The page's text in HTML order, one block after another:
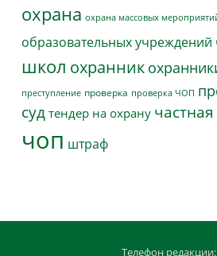
охрана охрана массовых
образовательных учреждений
школ охранник
преступление проверка проверка ЧОП
суд тендер на охрану
чоп штраф
Телефон редакции: